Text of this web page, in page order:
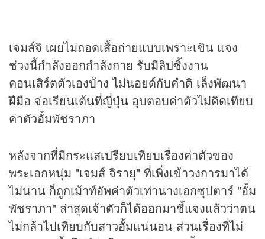
เจมส์จิ เผยไม่ถอดเสื้อถ่ายแบบเพราะเขิน แจง
ช่วงนี้กำลังออกกำลังกาย รับมีลิปซิ้งงาน
คอนเสิร์ตตัวเองบ้าง ไม่นอยด์กับคำติ เล็งพัฒนา
ฝีมือ จ่อเรียนเต้นที่ญี่ปุ่น อุบตอบค่าตัวไม่คิดเทียบ
ค่าตัวอั้มพัชราภา
หลังจากที่มีกระแสเปรียบเทียบเรื่องค่าตัวของ
พระเอกหนุ่ม "เจมส์ จิรายุ" ที่เพิ่งเข้าวงการมาได้
ไม่นาน ก็ถูกเม้าท์อัพค่าตัวเท่านางเอกซุปตาร์ "อั้ม
พัชราภา" ล่าสุดเจ้าตัวก็ได้ออกมาชี้แจงแล้วว่าตน
ไม่กล้าไปเทียบกับสาวอั้มแน่นอน ส่วนเรื่องที่ไม่